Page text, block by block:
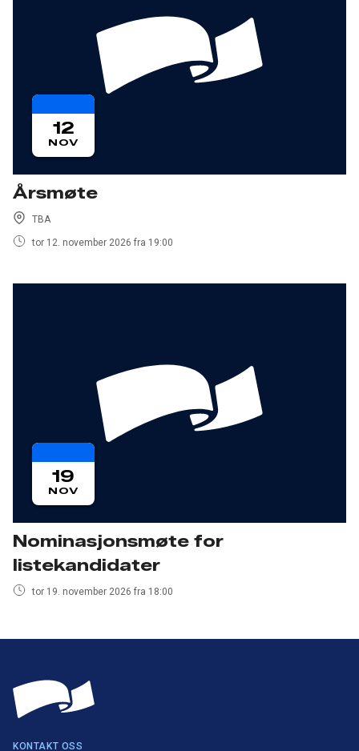
12
NOV
Årsmøte
TBA
tor 12. november 2026 fra 19:00
19
NOV
Nominasjonsmøte for
listekandidater
tor 19. november 2026 fra 18:00
KONTAKT OSS